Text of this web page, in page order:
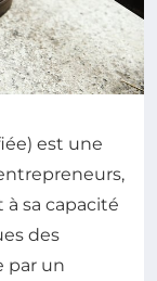
est une
sa capacité
des
par un